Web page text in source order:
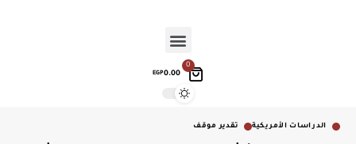
0
EGP0.00
الدراسات الأمريكية تقدير موقف